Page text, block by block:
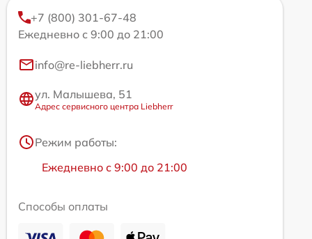
+7 (800) 301-67-48
Ежедневно с 9:00 до 21:00
info@re-liebherr.ru
ул. Малышева, 51
Адрес сервисного центра Liebherr
Режим работы:
Ежедневно с 9:00 до 21:00
Способы оплаты